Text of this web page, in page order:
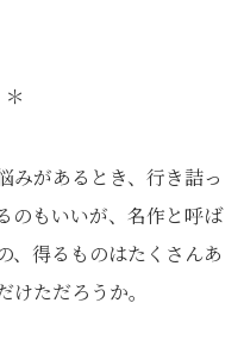
みがあるとき、行き詰っ
のもいいが、名作と呼ば
、得るものはたくさんあ
ただろうか。